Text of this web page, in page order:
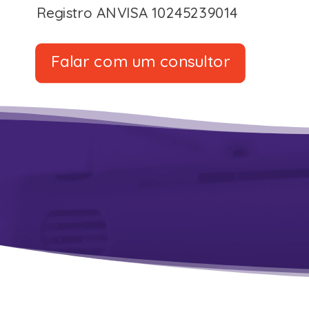
Registro ANVISA 10245239014
Falar com um consultor